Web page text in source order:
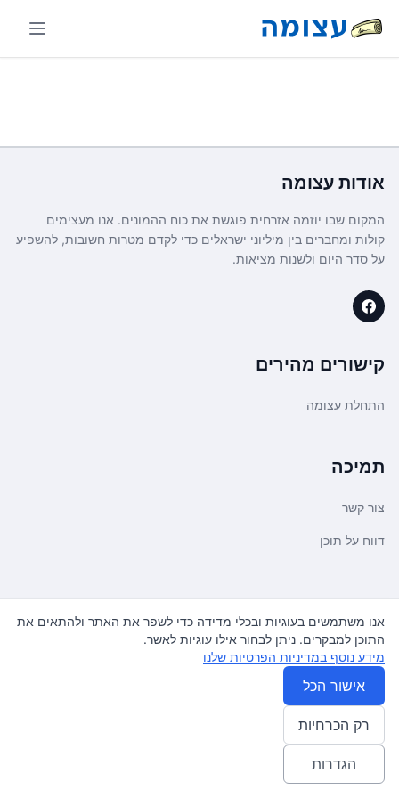
אודות עצומה
המקום שבו יוזמה אזרחית פוגשת את כוח ההמונים. אנו מעצימים
קולות ומחברים בין מיליוני ישראלים כדי לקדם מטרות חשובות, להשפיע
על סדר היום ולשנות מציאות.
קישורים מהירים
התחלת עצומה
תמיכה
צור קשר
דווח על תוכן
משפטי ועדכונים
מדיניות פרטיות
תנאי שימוש
© 2026 עצומה. כל הזכויות שמורות.
אנו משתמשים בעוגיות ובכלי מדידה כדי לשפר את האתר ולהתאים את
התוכן למבקרים. ניתן לבחור אילו עוגיות לאשר.
מידע נוסף במדיניות הפרטיות שלנו
אישור הכל
רק הכרחיות
הגדרות